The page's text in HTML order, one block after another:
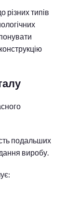
різних типів
подальших
виробу.